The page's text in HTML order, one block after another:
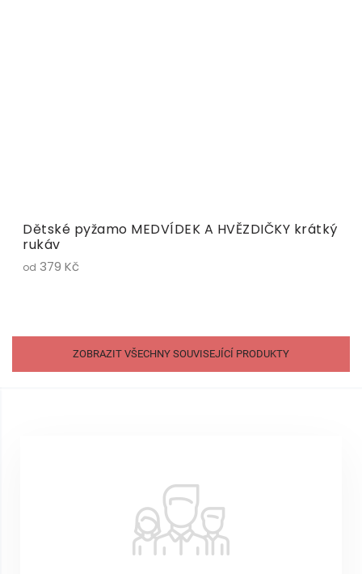
Dětské pyžamo MEDVÍDEK A HVĚZDIČKY krátký
rukáv
od 379 Kč
ZOBRAZIT VŠECHNY SOUVISEJÍCÍ PRODUKTY